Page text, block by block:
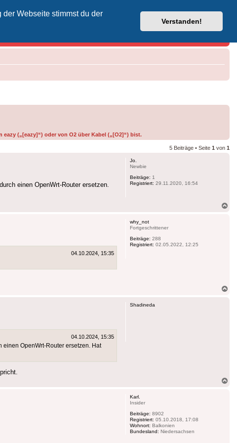
Webseite stimmst du der
Verstanden!
Vodafone-Kabel-Helpdesk
(„[eazy]“) oder von O2 über Kabel („[O2]“) bist.
5 Beiträge • Seite 1 von 1
Jo.
Newbie
Beiträge: 1
Registriert: 29.11.2020, 16:54
einen OpenWrt-Router ersetzen.
why_not
Fortgeschrittener
Beiträge: 288
Registriert: 02.05.2022, 12:25
04.10.2024, 15:35
Shadineda
04.10.2024, 15:35
OpenWrt-Router ersetzen. Hat
Karl.
Insider
Beiträge: 8902
Registriert: 05.10.2018, 17:08
Wohnort: Balkonien
Bundesland: Niedersachsen